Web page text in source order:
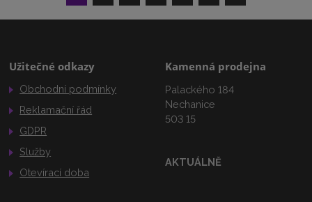
Užitečné odkazy
Obchodní podmínky
Reklamační řád
GDPR
Služby
Otevírací doba
Kamenná prodejna
Palackého 184
Nechanice
503 15
AKTUÁLNĚ